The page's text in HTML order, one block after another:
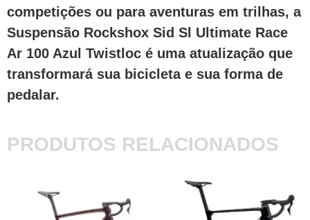
competições ou para aventuras em trilhas, a
Suspensão Rockshox Sid Sl Ultimate Race
Ar 100 Azul Twistloc é uma atualização que
transformará sua bicicleta e sua forma de
pedalar.
PRODUTOS RELACIONADOS